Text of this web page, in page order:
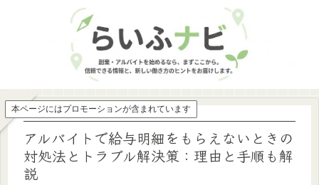
本ページにはプロモーションが含まれています
アルバイトで給与明細をもらえないときの
対処法とトラブル解決策：理由と手順も解
説